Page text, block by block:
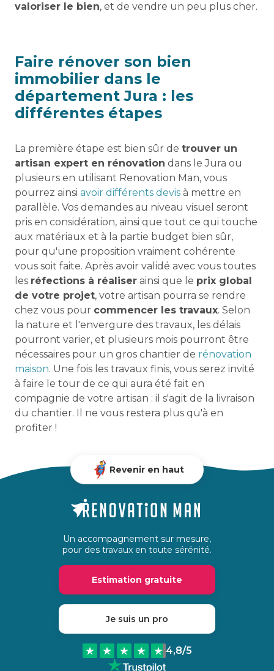
valoriser le bien, et de vendre un peu plus cher.
Faire rénover son bien
immobilier dans le
département Jura : les
différentes étapes
La première étape est bien sûr de trouver un
artisan expert en rénovation dans le Jura ou
plusieurs en utilisant Renovation Man, vous
pourrez ainsi avoir différents devis à mettre en
parallèle. Vos demandes au niveau visuel seront
pris en considération, ainsi que tout ce qui touche
aux matériaux et à la partie budget bien sûr,
pour qu'une proposition vraiment cohérente
vous soit faite. Après avoir validé avec vous toutes
les réfections à réaliser ainsi que le prix global
de votre projet, votre artisan pourra se rendre
chez vous pour commencer les travaux. Selon
la nature et l'envergure des travaux, les délais
pourront varier, et plusieurs mois pourront être
nécessaires pour un gros chantier de rénovation
maison. Une fois les travaux finis, vous serez invité
à faire le tour de ce qui aura été fait en
compagnie de votre artisan : il s'agit de la livraison
du chantier. Il ne vous restera plus qu'à en
profiter !
Revenir en haut
Un accompagnement sur mesure,
pour des travaux en toute sérénité.
Estimation gratuite
Je suis un pro
4,8/5